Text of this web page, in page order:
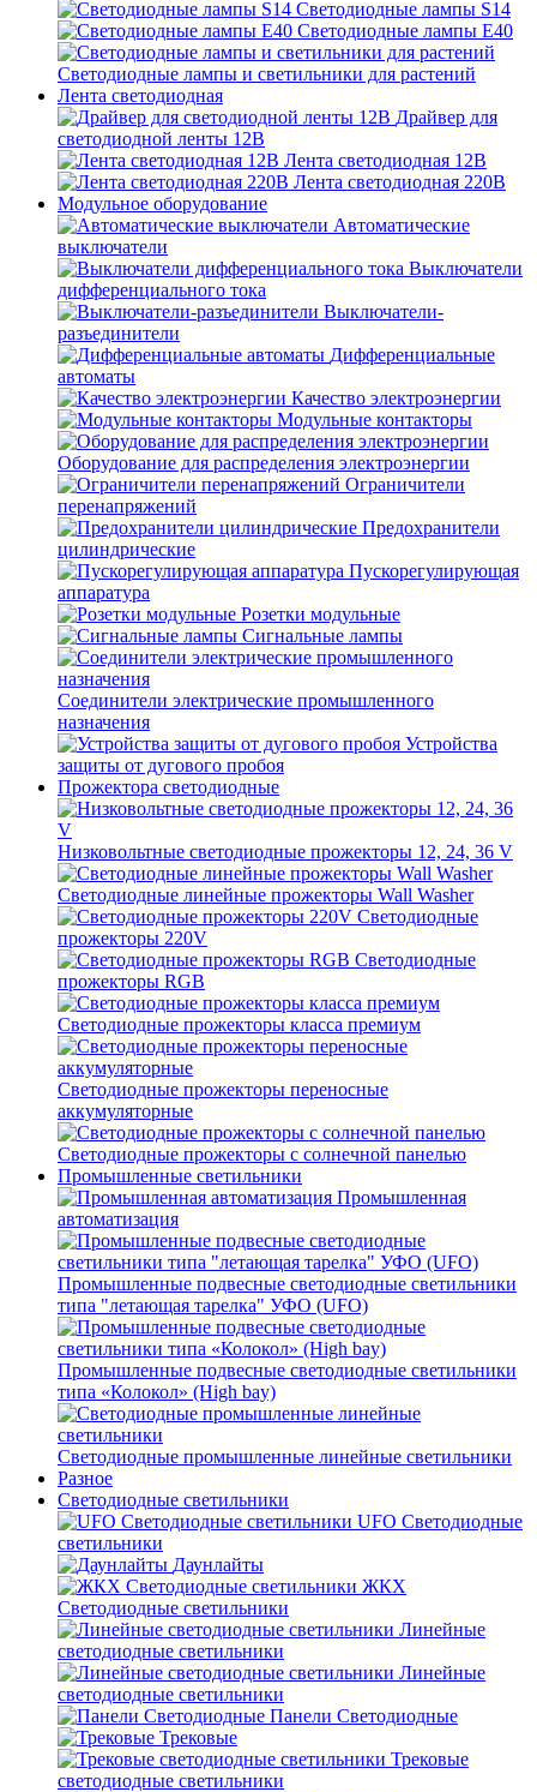
Светодиодные лампы S14
Светодиодные лампы Е40
Светодиодные лампы и светильники для растений
Лента светодиодная
Драйвер для
светодиодной ленты 12В
Лента светодиодная 12В
Лента светодиодная 220В
Модульное оборудование
Автоматические
выключатели
Выключатели
дифференциального тока
Выключатели-
разъединители
Дифференциальные
автоматы
Качество электроэнергии
Модульные контакторы
Оборудование для распределения электроэнергии
Ограничители
перенапряжений
Предохранители
цилиндрические
Пускорегулирующая
аппаратура
Розетки модульные
Сигнальные лампы
Соединители электрические промышленного
назначения
Устройства
защиты от дугового пробоя
Прожектора светодиодные
Низковольтные светодиодные прожекторы 12, 24, 36 V
Светодиодные линейные прожекторы Wall Washer
Светодиодные
прожекторы 220V
Светодиодные
прожекторы RGB
Светодиодные прожекторы класса премиум
Светодиодные прожекторы переносные
аккумуляторные
Светодиодные прожекторы с солнечной панелью
Промышленные светильники
Промышленная
автоматизация
Промышленные подвесные cветодиодные светильники
типа "летающая тарелка" УФО (UFO)
Промышленные подвесные cветодиодные светильники
типа «Колокол» (High bay)
Светодиодные промышленные линейные светильники
Разное
Светодиодные светильники
UFO Светодиодные
светильники
Даунлайты
ЖКХ
Светодиодные светильники
Линейные
светодиодные светильники
Линейные
светодиодные светильники
Панели Светодиодные
Трековые
Трековые
светодиодные светильники